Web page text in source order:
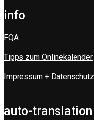
info
FQA
Tipps zum Onlinekalender
Impressum + Datenschutz
auto-translation